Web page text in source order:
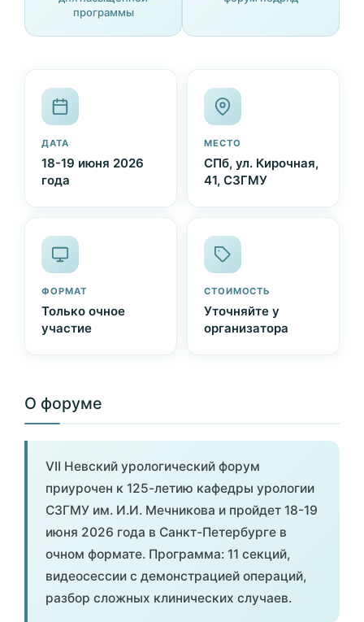
программы
ДАТА
18-19 июня 2026
года
МЕСТО
СПб, ул. Кирочная,
41, СЗГМУ
ФОРМАТ
Только очное
участие
СТОИМОСТЬ
Уточняйте у
организатора
О форуме
VII Невский урологический форум
приурочен к 125-летию кафедры урологии
СЗГМУ им. И.И. Мечникова и пройдет 18-19
июня 2026 года в Санкт-Петербурге в
очном формате. Программа: 11 секций,
видеосессии с демонстрацией операций,
разбор сложных клинических случаев.